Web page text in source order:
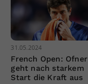
31.05.2024
French Open: Ofner
geht nach starkem
Start die Kraft aus